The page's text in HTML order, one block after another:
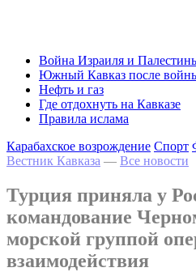
Война Израиля и
Южный Кавказ после
Нефть и газ
Где отдохнуть на Кавказе
Правила ислама
Карабахское возрождение Спорт
Вестник Кавказа — Все новости
Турция приняла у
командование
морской группой
взаимодействия